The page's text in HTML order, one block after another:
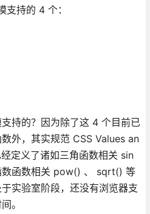
支持的 4 个：
持的？因为除了这 4 个目前已
外，其实规范 CSS Values an
定义了诸如三角函数相关 sin
函数相关 pow() 、 sqrt() 等
实验室阶段，还没有浏览器支
。